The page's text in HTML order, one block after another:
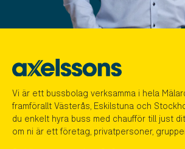
Vi är ett bussbolag verksamma i hela
framförallt Västerås, Eskilstuna och
du enkelt hyra buss med chaufför till just
om ni är ett företag, privatpersoner,